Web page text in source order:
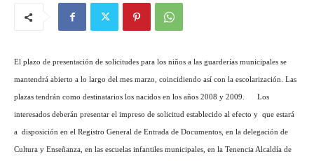
El plazo de presentación de solicitudes para los niños a las guarderías municipales se
mantendrá abierto a lo largo del mes marzo, coincidiendo así con la escolarización. Las
plazas tendrán como destinatarios los nacidos en los años 2008 y 2009. Los
interesados deberán presentar el impreso de solicitud establecido al efecto y que estará
a disposición en el Registro General de Entrada de Documentos, en la delegación de
Cultura y Enseñanza, en las escuelas infantiles municipales, en la Tenencia Alcaldía de